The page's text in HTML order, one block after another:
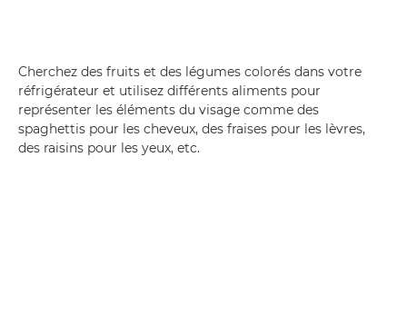
Cherchez des fruits et des légumes colorés dans votre
réfrigérateur et utilisez différents aliments pour
représenter les éléments du visage comme des
spaghettis pour les cheveux, des fraises pour les lèvres,
des raisins pour les yeux, etc.